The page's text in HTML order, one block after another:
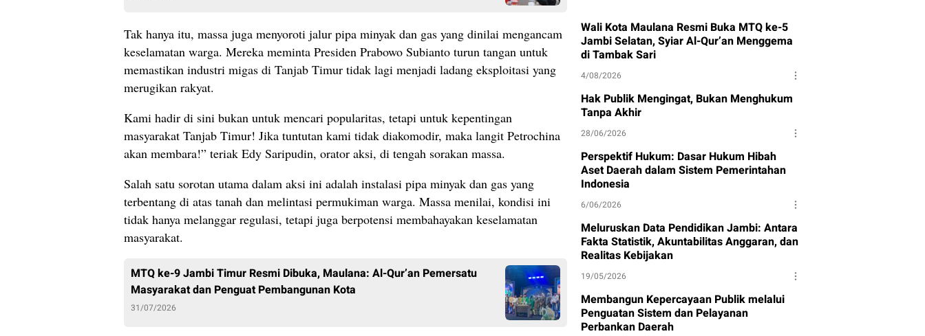
Tak hanya itu, massa juga menyoroti jalur pipa minyak dan gas yang dinilai mengancam
keselamatan warga. Mereka meminta Presiden Prabowo Subianto turun tangan untuk
memastikan industri migas di Tanjab Timur tidak lagi menjadi ladang eksploitasi yang
merugikan rakyat.
Kami hadir di sini bukan untuk mencari popularitas, tetapi untuk kepentingan
masyarakat Tanjab Timur! Jika tuntutan kami tidak diakomodir, maka langit Petrochina
akan membara!” teriak Edy Saripudin, orator aksi, di tengah sorakan massa.
Salah satu sorotan utama dalam aksi ini adalah instalasi pipa minyak dan gas yang
terbentang di atas tanah dan melintasi permukiman warga. Massa menilai, kondisi ini
tidak hanya melanggar regulasi, tetapi juga berpotensi membahayakan keselamatan
masyarakat.
MTQ ke-9 Jambi Timur Resmi Dibuka, Maulana: Al-Qur’an Pemersatu
Masyarakat dan Penguat Pembangunan Kota
31/07/2026
Wali Kota Maulana Resmi Buka MTQ ke-5
Jambi Selatan, Syiar Al-Qur’an Menggema
di Tambak Sari
4/08/2026
Hak Publik Mengingat, Bukan Menghukum
Tanpa Akhir
28/06/2026
Perspektif Hukum: Dasar Hukum Hibah
Aset Daerah dalam Sistem Pemerintahan
Indonesia
6/06/2026
Meluruskan Data Pendidikan Jambi: Antara
Fakta Statistik, Akuntabilitas Anggaran, dan
Realitas Kebijakan
19/05/2026
Membangun Kepercayaan Publik melalui
Penguatan Sistem dan Pelayanan
Perbankan Daerah